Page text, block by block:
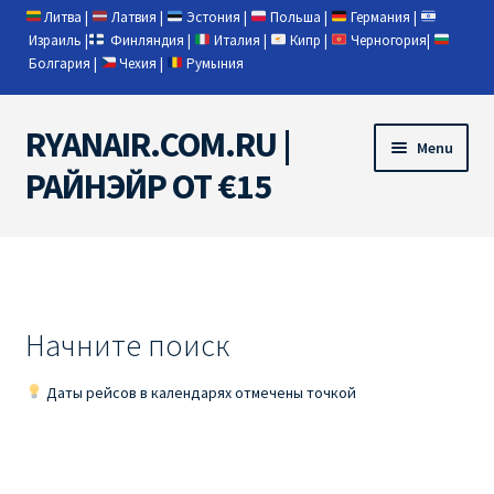
Литва | Латвия | Эстония | Польша | Германия |
Израиль | Финляндия | Италия | Кипр | Черногория|
Болгария | Чехия | Румыния
Skip
to
navigation
Skip
to
content
RYANAIR.COM.RU |
РАЙНЭЙР ОТ €15
Menu
RYANAIR PL ОТ € 9
Начните поиск
Даты рейсов в календарях отмечены точкой